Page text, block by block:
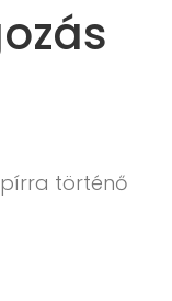
történő